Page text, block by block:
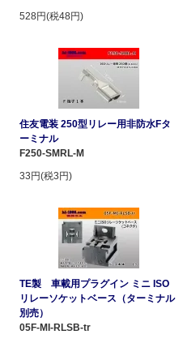
528円(税48円)
住友電装 250型リレー用非防水Fタ
ーミナル
F250-SMRL-M
33円(税3円)
TE製 車載用プラグイン ミニ ISO
リレーソケットベース（ターミナル
別売）
05F-MI-RLSB-tr